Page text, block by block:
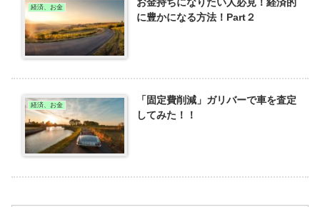
経済、お金
に豊かになる方法！Part２
経済、お金
「固定費削減」ガリバーで車を査定
してみた！！